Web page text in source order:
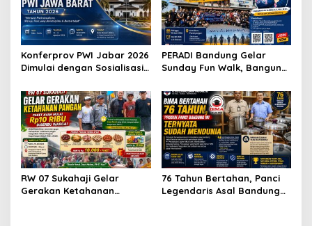
Konferprov PWI Jabar 2026
Dimulai dengan Sosialisasi
Transparansi dan
Profesionalisme
PERADI Bandung Gelar
Sunday Fun Walk, Bangun
Integritas Advokat
RW 07 Sukahaji Gelar
Gerakan Ketahanan
76 Tahun Bertahan, Panci
Legendaris Asal Bandung